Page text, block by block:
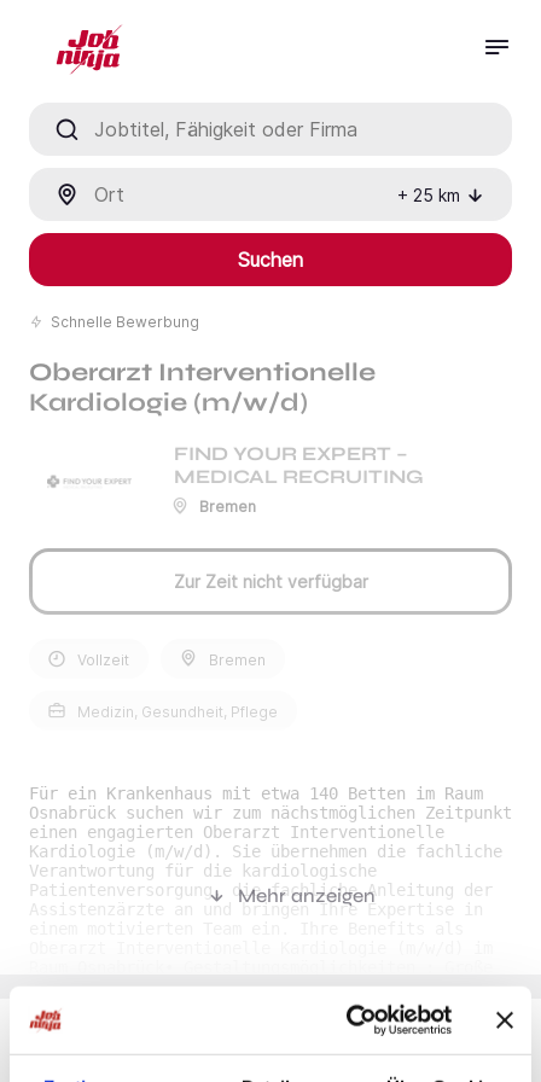
+ 25 km
Suchen
Schnelle Bewerbung
Oberarzt Interventionelle
Kardiologie (m/w/d)
FIND YOUR EXPERT –
MEDICAL RECRUITING
Bremen
Zur Zeit nicht verfügbar
Vollzeit Bremen
Medizin, Gesundheit, Pflege
Für ein Krankenhaus mit etwa 140 Betten im Raum
Osnabrück suchen wir zum nächstmöglichen Zeitpunkt
einen engagierten Oberarzt Interventionelle
Kardiologie (m/w/d). Sie übernehmen die fachliche
Verantwortung für die kardiologische
Patientenversorgung, die fachliche Anleitung der
Assistenzärzte an und bringen Ihre Expertise in
Gestaltungsspielräume in einem motivierten
Arbeitsumfeld. • Fort- und Weiterbildung :
Attraktives Fort- und Weiterbildungsbudget für
Mehr anzeigen